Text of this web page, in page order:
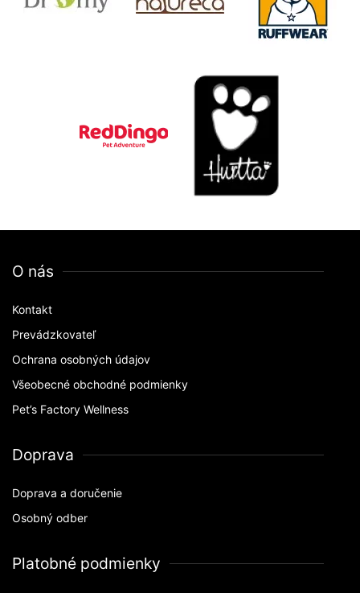
O nás
Kontakt
Prevádzkovateľ
Ochrana osobných údajov
Všeobecné obchodné podmienky
Pet’s Factory Wellness
Doprava
Doprava a doručenie
Osobný odber
Platobné podmienky